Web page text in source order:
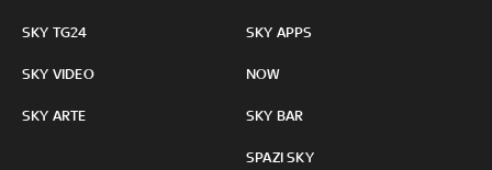
SKY TG24
SKY VIDEO
SKY ARTE
SKY APPS
NOW
SKY BAR
SPAZI SKY